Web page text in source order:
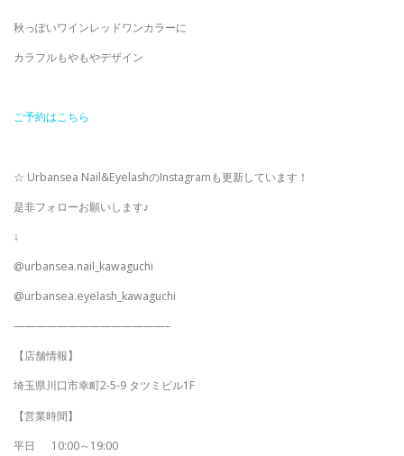
秋っぽいワインレッドワンカラーに
カラフルもやもやデザイン
ご予約はこちら
☆ Urbansea Nail&EyelashのInstagramも更新しています！
是非フォローお願いします♪
↓
@urbansea.nail_kawaguchi
@urbansea.eyelash_kawaguchi
——————————————–
【店舗情報】
埼玉県川口市幸町2-5-9 タツミビル1F
【営業時間】
平日
10:00～19:00